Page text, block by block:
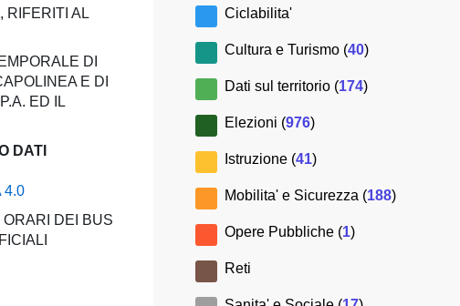
RIFERITI AL
DI
E DI
ED IL
DATI
4.0
DEI BUS
Ciclabilita'
Cultura e Turismo (40)
Dati sul territorio (174)
Elezioni (976)
Istruzione (41)
Mobilita' e Sicurezza (188)
Opere Pubbliche (1)
Reti